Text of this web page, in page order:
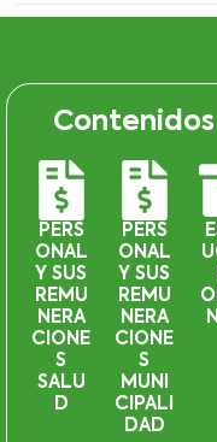
PERS
ONAL
Y SUS
REMU
NERA
CIONE
S
SALU
D
PERS
ONAL
Y SUS
REMU
NERA
CIONE
S
MUNI
CIPALI
DAD